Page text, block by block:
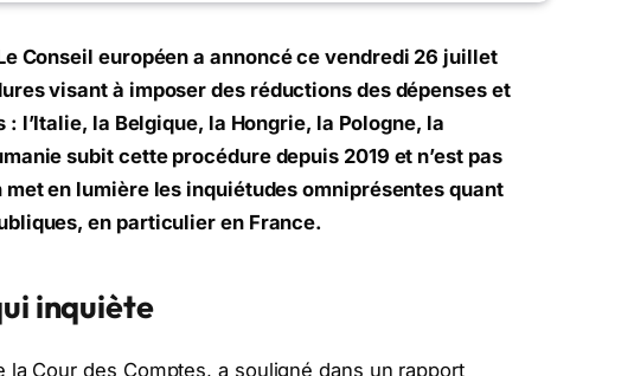
Conseil européen a annoncé ce vendredi 26 juillet
visant à imposer des réductions des dépenses et
l’Italie, la Belgique, la Hongrie, la Pologne, la
subit cette procédure depuis 2019 et n’est pas
met en lumière les inquiétudes omniprésentes quant
en particulier en France.
inquiète
la Cour des Comptes, a souligné dans un rapport